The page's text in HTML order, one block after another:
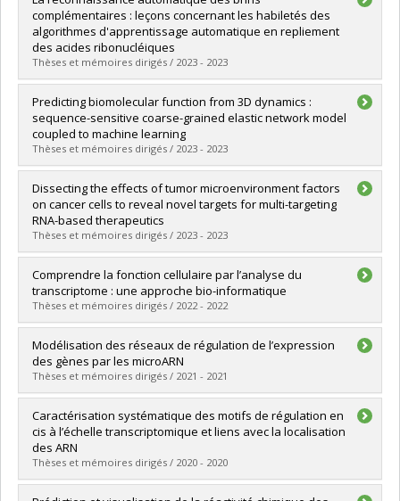
Cycle :Maîtrise
Diplôme obtenu :M. Sc.
Lien vers le document dans Papyrus
complémentaires : leçons concernant les habiletés des
algorithmes d'apprentissage automatique en repliement
des acides ribonucléiques
Thèses et mémoires dirigés / 2023 - 2023
Diplômé(e) :Chasles, Simon
Cycle :Maîtrise
Diplôme obtenu :M. Sc.
Lien vers le document dans Papyrus
Predicting biomolecular function from 3D dynamics :
sequence-sensitive coarse-grained elastic network model
coupled to machine learning
Thèses et mémoires dirigés / 2023 - 2023
Diplômé(e) :Mailhot, Olivier
Cycle :Doctorat
Diplôme obtenu :Ph. D.
Lien vers le document dans Papyrus
Dissecting the effects of tumor microenvironment factors
on cancer cells to reveal novel targets for multi-targeting
RNA-based therapeutics
Thèses et mémoires dirigés / 2023 - 2023
Diplômé(e) : Quenneville, Jordan
Cycle :Doctorat
Diplôme obtenu :Ph. D.
Lien vers le document dans Papyrus
Comprendre la fonction cellulaire par l’analyse du
transcriptome : une approche bio-informatique
Thèses et mémoires dirigés / 2022 - 2022
Diplômé(e) : Mola, Saraï
Cycle :Doctorat
Diplôme obtenu :Ph. D.
Lien vers le document dans Papyrus
Modélisation des réseaux de régulation de l’expression
des gènes par les microARN
Thèses et mémoires dirigés / 2021 - 2021
Diplômé(e) :Poirier-Morency, Guillaume
Cycle :Maîtrise
Diplôme obtenu :
Lien vers le document dans Papyrus
Caractérisation systématique des motifs de régulation en
cis à l’échelle transcriptomique et liens avec la localisation
des ARN
Thèses et mémoires dirigés / 2020 - 2020